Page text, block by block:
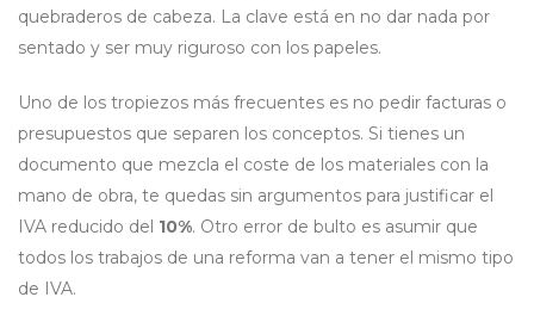
quebraderos de cabeza. La clave está en no dar nada por
sentado y ser muy riguroso con los papeles.
Uno de los tropiezos más frecuentes es no pedir facturas o
presupuestos que separen los conceptos. Si tienes un
documento que mezcla el coste de los materiales con la
mano de obra, te quedas sin argumentos para justificar el
IVA reducido del 10%. Otro error de bulto es asumir que
todos los trabajos de una reforma van a tener el mismo tipo
de IVA.